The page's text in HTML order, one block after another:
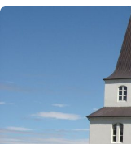
Vestmananeyja þau